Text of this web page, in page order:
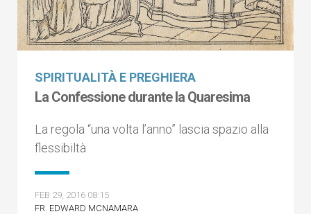
SPIRITUALITÀ E PREGHIERA
La Confessione durante la Quaresima
La regola “una volta l’anno” lascia spazio alla
flessibiltà
FEB 29, 2016 08:15
FR. EDWARD MCNAMARA